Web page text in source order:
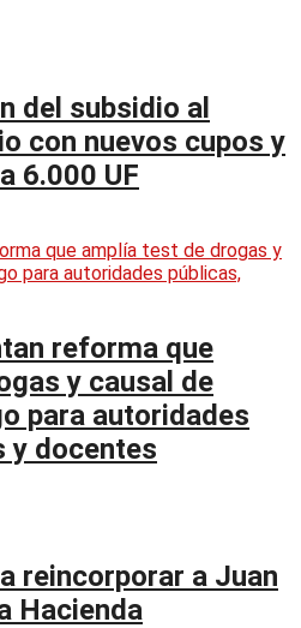
del subsidio al
con nuevos cupos y
6.000 UF
reforma que
y causal de
para autoridades
y docentes
reincorporar a Juan
Hacienda